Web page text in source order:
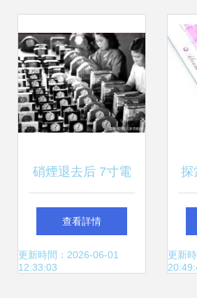
硝煙退去后 7寸電
視機批量生產與希
特勒寶藏被發現的
查看詳情
更新時間：2026-06-01
12:33:03
探
電
更新